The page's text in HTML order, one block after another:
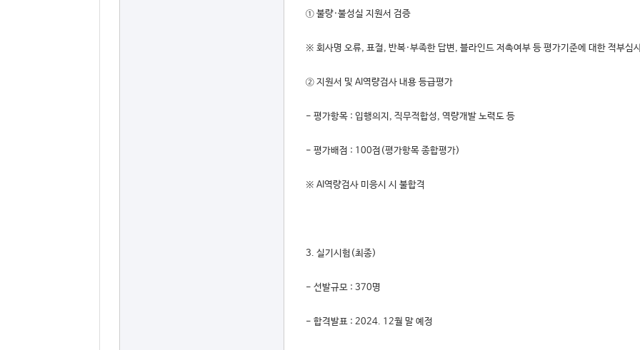
① 불량·불성실 지원서 검증
※ 회사명 오류, 표절, 반복·부족한 답변, 블라인드 저촉여부 등 평가기준에 대한 적부심
② 지원서 및 AI역량검사 내용 등급평가
- 평가항목 : 입행의지, 직무적합성, 역량개발 노력도 등
- 평가배점 : 100점(평가항목 종합평가)
※ AI역량검사 미응시 시 불합격
3. 실기시험(최종)
- 선발규모 : 370명
- 합격발표 : 2024. 12월 말 예정